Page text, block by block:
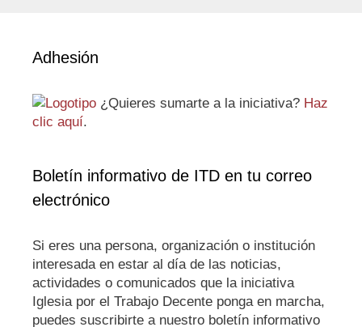
Adhesión
¿Quieres sumarte a la iniciativa? Haz
clic aquí.
Boletín informativo de ITD en tu correo
electrónico
Si eres una persona, organización o institución
interesada en estar al día de las noticias,
actividades o comunicados que la iniciativa
Iglesia por el Trabajo Decente ponga en marcha,
puedes suscribirte a nuestro boletín informativo